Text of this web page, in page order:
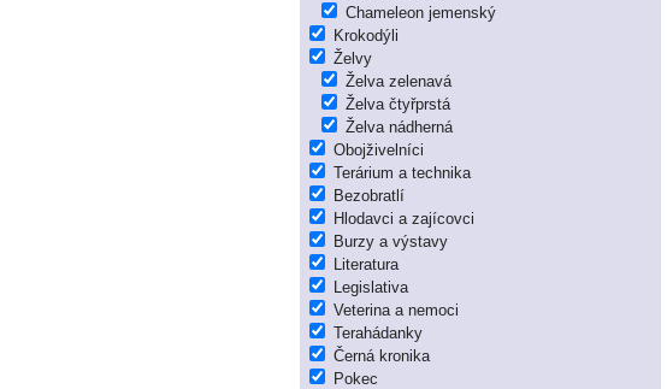
Chameleon jemenský
Krokodýli
Želvy
Želva zelenavá
Želva čtyřprstá
Želva nádherná
Obojživelníci
Terárium a technika
Bezobratlí
Hlodavci a zajícovci
Burzy a výstavy
Literatura
Legislativa
Veterina a nemoci
Terahádanky
Černá kronika
Pokec